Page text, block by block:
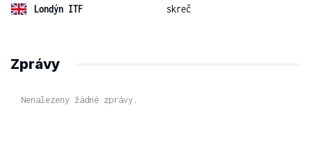
Londýn ITF
skreč
Zprávy
Nenalezeny žádné zprávy.